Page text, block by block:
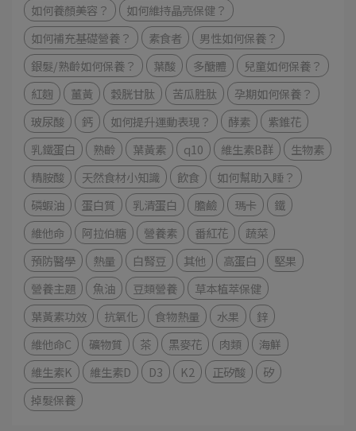
如何養顏美容？
如何維持晶亮保健？
如何補充基礎營養？
素食者
男性如何保養？
銀髮/熟齡如何保養？
葉酸 多醣體
兒童如何保養？
紅麴
薑黃 穀胱甘肽 苦瓜胜肽
孕期如何保養？
玻尿酸
鈣 如何提升運動表現？ 酵素
紫錐花
乳鐵蛋白
熟齡 葉黃素 q10 維生素B群
生物素
精胺酸
天然食材小知識 飲食
如何幫助入睡？
磷蝦油
蛋白質 乳清蛋白 膽鹼 瑪卡
鐵
維他命
阿拉伯糖 營養素 番紅花
蔬菜
預防醫學
熱量 白腎豆 其他 高蛋白
堅果
營養主題
魚油 豆類營養
草本植萃保健
葉黃素功效
抗氧化 食物熱量 水果
鋅
維他命C
礦物質 茶 黑麥花 肉類
海鮮
維生素K
維生素D D3 K2 正矽酸
矽
掉髮保養